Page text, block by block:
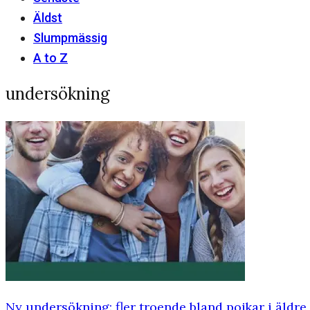
Äldst
Slumpmässig
A to Z
undersökning